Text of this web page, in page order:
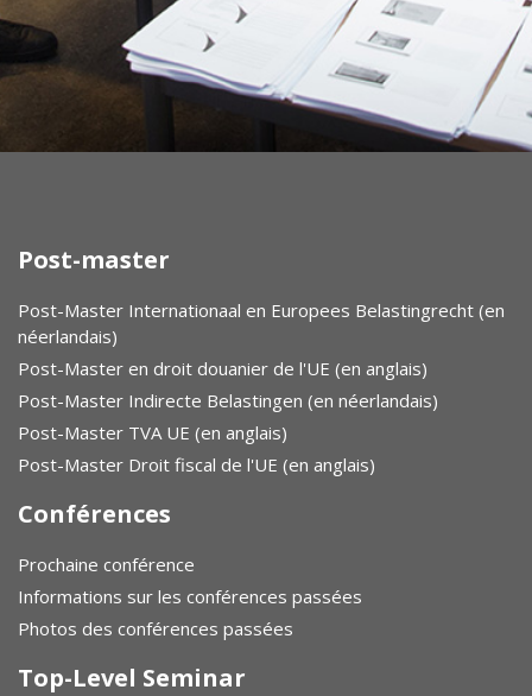
Post-master
Post-Master Internationaal en Europees Belastingrecht (en
néerlandais)
Post-Master en droit douanier de l'UE (en anglais)
Post-Master Indirecte Belastingen (en néerlandais)
Post-Master TVA UE (en anglais)
Post-Master Droit fiscal de l'UE (en anglais)
Conférences
Prochaine conférence
Informations sur les conférences passées
Photos des conférences passées
Top-Level Seminar